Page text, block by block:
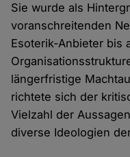
Sie wurde als
voranschreitenden
Esoterik-Anbieter bis
längerfristige
richtete sich der
Vielzahl der
diverse Ideologien